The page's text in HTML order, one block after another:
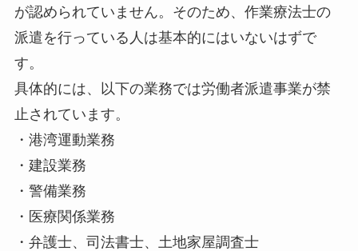
が認められていません。そのため、作業療法士の
派遣を行っている人は基本的にはいないはずで
す。
具体的には、以下の業務では労働者派遣事業が禁
止されています。
・港湾運動業務
・建設業務
・警備業務
・医療関係業務
・弁護士、司法書士、土地家屋調査士